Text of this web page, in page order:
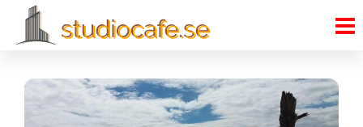
content
Studiocafe.se